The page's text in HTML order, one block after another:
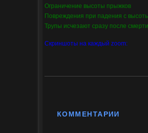
Ограничение высоты прыжков
Повреждения при падения с
Трупы исчезают сразу после смерти
Скриншоты на каждый zoom:
КОММЕНТАРИИ